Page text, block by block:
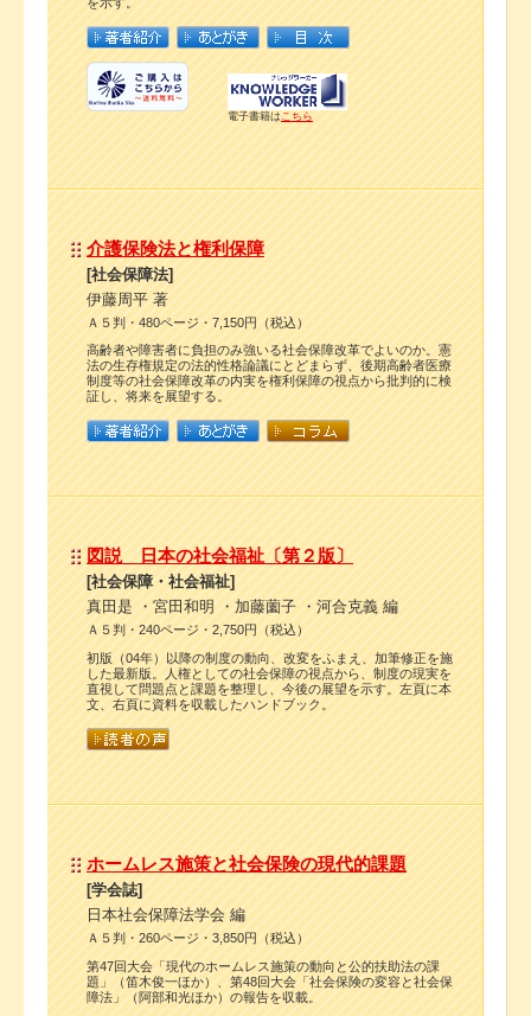
を示す。
電子書籍はこちら
介護保険法と権利保障
[社会保障法]
伊藤周平 著
Ａ５判・480ページ・7,150円（税込）
高齢者や障害者に負担のみ強いる社会保障改革でよいのか。憲
法の生存権規定の法的性格論議にとどまらず、後期高齢者医療
制度等の社会保障改革の内実を権利保障の視点から批判的に検
証し、将来を展望する。
図説 日本の社会福祉〔第２版〕
[社会保障・社会福祉]
真田是 ・宮田和明 ・加藤薗子 ・河合克義 編
Ａ５判・240ページ・2,750円（税込）
初版（04年）以降の制度の動向、改変をふまえ、加筆修正を施
した最新版。人権としての社会保障の視点から、制度の現実を
直視して問題点と課題を整理し、今後の展望を示す。左頁に本
文、右頁に資料を収載したハンドブック。
ホームレス施策と社会保険の現代的課題
[学会誌]
日本社会保障法学会 編
Ａ５判・260ページ・3,850円（税込）
第47回大会「現代のホームレス施策の動向と公的扶助法の課
題」（笛木俊一ほか）、第48回大会「社会保険の変容と社会保
障法」（阿部和光ほか）の報告を収載。